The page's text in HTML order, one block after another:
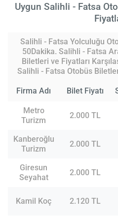
Uygun Salihli - Fatsa
Salihli - Fatsa Yolculuğu
50Dakika. Salihli - Fatsa
Biletleri ve Fiyatları
Salihli - Fatsa Otobüs
Firma Adı Bilet Fiyatı
Metro
Turizm
2.000 TL
Kanberoğlu
Turizm
2.000 TL
Giresun
Seyahat
2.000 TL
Kamil Koç 2.120 TL